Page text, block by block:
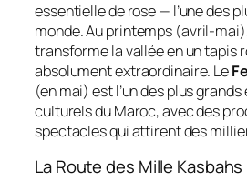
essentielle de rose — l’une des
monde. Au printemps (avril-
transforme la vallée en un tapis
absolument extraordinaire. Le
(en mai) est l’un des plus
culturels du Maroc, avec des
spectacles qui attirent des
La Route des Mille Kasbahs